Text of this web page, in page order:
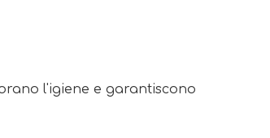
l'igiene e garantiscono